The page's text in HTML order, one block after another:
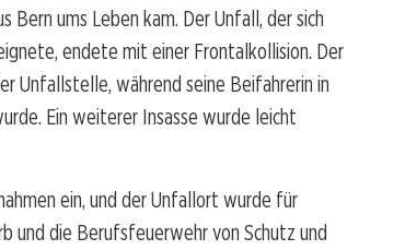
Bern ums Leben kam. Der Unfall, der sich
endete mit einer Frontalkollision. Der
Unfallstelle, während seine Beifahrerin in
Ein weiterer Insasse wurde leicht
ein, und der Unfallort wurde für
und die Berufsfeuerwehr von Schutz und